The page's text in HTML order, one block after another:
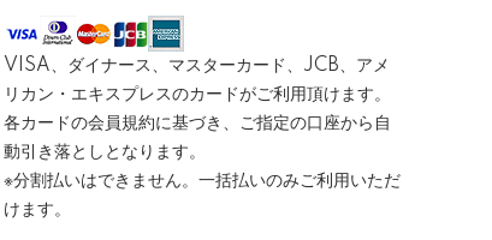
VISA、ダイナース、マスターカード、JCB、アメ
リカン・エキスプレスのカードがご利用頂けます。
各カードの会員規約に基づき、ご指定の口座から自
動引き落としとなります。
※分割払いはできません。一括払いのみご利用いただ
けます。